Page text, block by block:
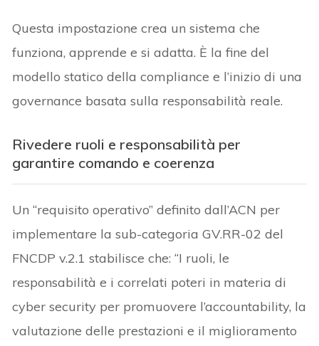
Questa impostazione crea un sistema che
funziona, apprende e si adatta. È la fine del
modello statico della compliance e l’inizio di una
governance basata sulla responsabilità reale.
Rivedere ruoli e responsabilità per
garantire comando e coerenza
Un “requisito operativo” definito dall’ACN per
implementare la sub-categoria GV.RR-02 del
FNCDP v.2.1 stabilisce che: “I ruoli, le
responsabilità e i correlati poteri in materia di
cyber security per promuovere l’accountability, la
valutazione delle prestazioni e il miglioramento